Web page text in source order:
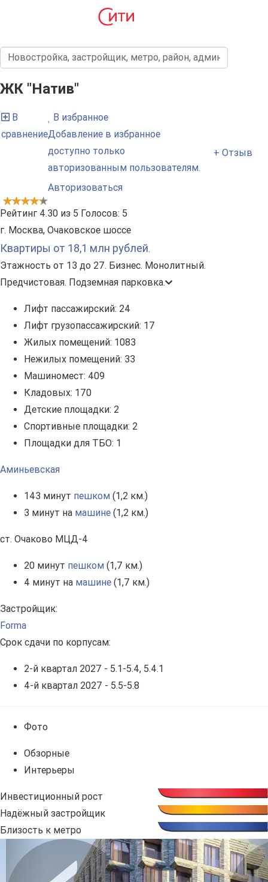
ЖК "Натив"
В
сравнение
В избранное
Добавление в избранное
доступно только
авторизованным пользователям.
Авторизоваться
+ Отзыв
Рейтинг 4.30 из 5 Голосов: 5
г. Москва, Очаковское шоссе
Квартиры от 18,1 млн рублей.
Этажность от 13 до 27. Бизнес. Монолитный.
Предчистовая. Подземная парковка.
Лифт пассажирский: 24
Лифт грузопассажирский: 17
Жилых помещений: 1083
Нежилых помещений: 33
Машиномест: 409
Кладовых: 170
Детские площадки: 2
Спортивные площадки: 2
Площадки для ТБО: 1
Аминьевская
143 минут пешком (1,2 км.)
3 минут на машине (1,2 км.)
ст. Очаково МЦД-4
20 минут пешком (1,7 км.)
4 минут на машине (1,7 км.)
Застройщик:
Forma
Срок сдачи по корпусам:
2-й квартал 2027 - 5.1-5.4, 5.4.1
4-й квартал 2027 - 5.5-5.8
Фото
Обзорные
Интерьеры
Инвестиционный рост
Надёжный застройщик
Близость к метро